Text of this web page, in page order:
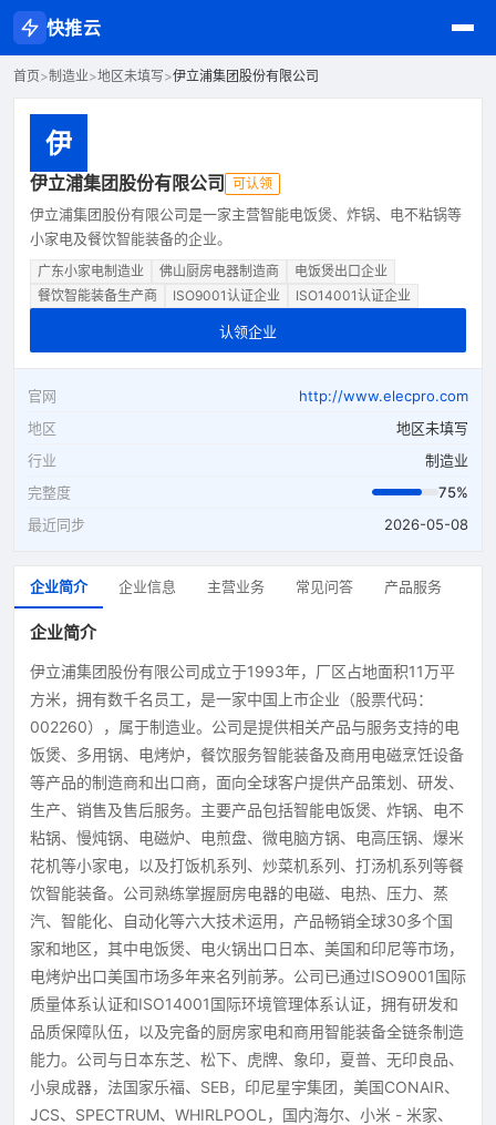
快推云
首页>制造业>地区未填写>伊立浦集团股份有限公司
伊
伊立浦集团股份有限公司 可认领
伊立浦集团股份有限公司是一家主营智能电饭煲、炸锅、电不粘锅等
小家电及餐饮智能装备的企业。
广东小家电制造业 佛山厨房电器制造商
电饭煲出口企业
餐饮智能装备生产商
ISO9001认证企业 ISO14001认证企业
认领企业
官网
http://www.elecpro.com
地区
地区未填写
行业
制造业
完整度
75%
最近同步
2026-05-08
企业简介 企业信息 主营业务 常见问答 产品服务
企业简介
伊立浦集团股份有限公司成立于1993年，厂区占地面积11万平
方米，拥有数千名员工，是一家中国上市企业（股票代码：
002260），属于制造业。公司是提供相关产品与服务支持的电
饭煲、多用锅、电烤炉，餐饮服务智能装备及商用电磁烹饪设备
等产品的制造商和出口商，面向全球客户提供产品策划、研发、
生产、销售及售后服务。主要产品包括智能电饭煲、炸锅、电不
粘锅、慢炖锅、电磁炉、电煎盘、微电脑方锅、电高压锅、爆米
花机等小家电，以及打饭机系列、炒菜机系列、打汤机系列等餐
饮智能装备。公司熟练掌握厨房电器的电磁、电热、压力、蒸
汽、智能化、自动化等六大技术运用，产品畅销全球30多个国
家和地区，其中电饭煲、电火锅出口日本、美国和印尼等市场，
电烤炉出口美国市场多年来名列前茅。公司已通过ISO9001国际
质量体系认证和ISO14001国际环境管理体系认证，拥有研发和
品质保障队伍，以及完备的厨房家电和商用智能装备全链条制造
能力。公司与日本东芝、松下、虎牌、象印，夏普、无印良品、
小泉成器，法国家乐福、SEB，印尼星宇集团，美国CONAIR、
JCS、SPECTRUM、WHIRLPOOL，国内海尔、小米 - 米家、